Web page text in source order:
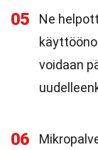
05
Ne
voidaan
06